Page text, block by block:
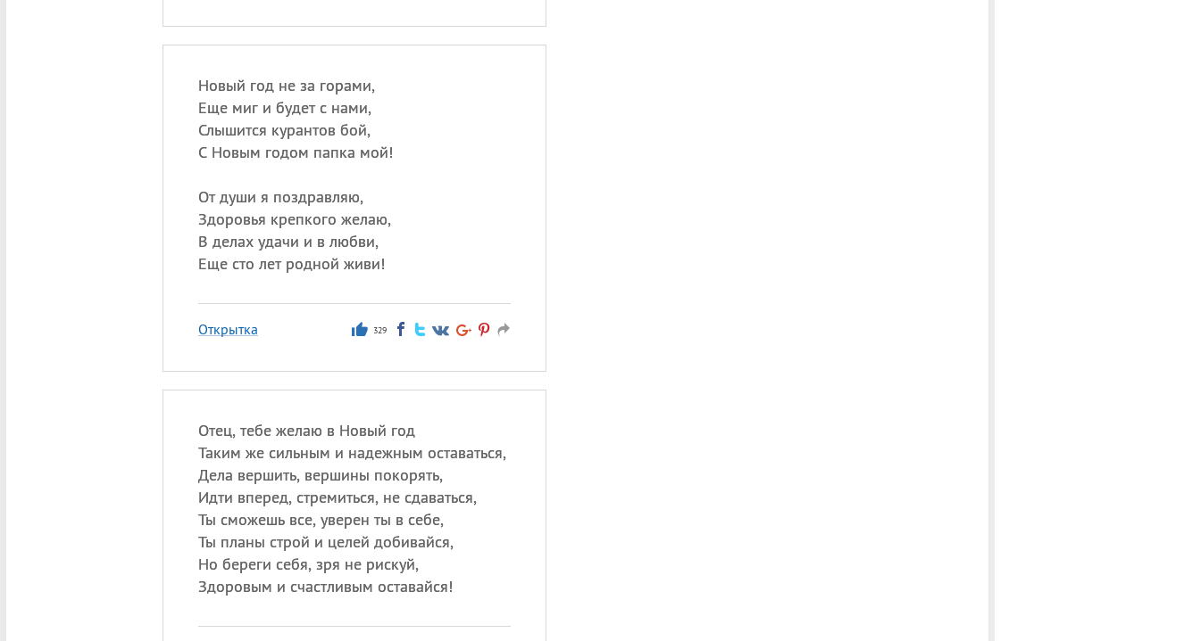
Новый год не за горами,
Еще миг и будет с нами,
Слышится курантов бой,
С Новым годом папка мой!
От души я поздравляю,
Здоровья крепкого желаю,
В делах удачи и в любви,
Еще сто лет родной живи!
Открытка 329
Отец, тебе желаю в Новый год
Таким же сильным и надежным оставаться,
Дела вершить, вершины покорять,
Идти вперед, стремиться, не сдаваться,
Ты сможешь все, уверен ты в себе,
Ты планы строй и целей добивайся,
Но береги себя, зря не рискуй,
Здоровым и счастливым оставайся!